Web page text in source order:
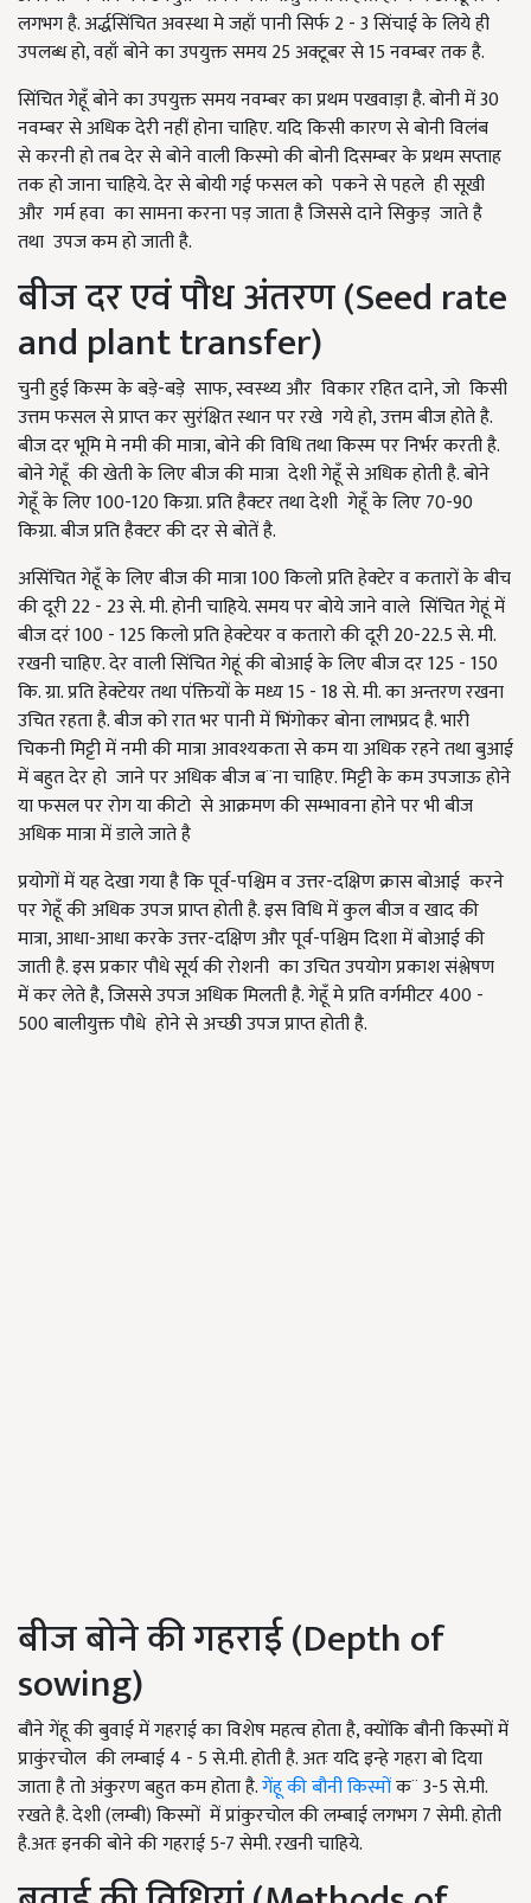
लगभग है. अर्द्धसिंचित अवस्था मे जहाँ पानी सिर्फ 2 - 3 सिंचाई के लिये ही
उपलब्ध हो, वहाँ बोने का उपयुक्त समय 25 अक्टूबर से 15 नवम्बर तक है.
सिंचित गेहूँ बोने का उपयुक्त समय नवम्बर का प्रथम पखवाड़ा है. बोनी में 30
नवम्बर से अधिक देरी नहीं होना चाहिए. यदि किसी कारण से बोनी विलंब
से करनी हो तब देर से बोने वाली किस्मो की बोनी दिसम्बर के प्रथम सप्ताह
तक हो जाना चाहिये. देर से बोयी गई फसल को पकने से पहले ही सूखी
और गर्म हवा का सामना करना पड़ जाता है जिससे दाने सिकुड़ जाते है
तथा उपज कम हो जाती है.
बीज दर एवं पौध अंतरण (Seed rate
and plant transfer)
चुनी हुई किस्म के बड़े-बड़े साफ, स्वस्थ्य और विकार रहित दाने, जो किसी
उत्तम फसल से प्राप्त कर सुरंक्षित स्थान पर रखे गये हो, उत्तम बीज होते है.
बीज दर भूमि मे नमी की मात्रा, बोने की विधि तथा किस्म पर निर्भर करती है.
बोने गेहूँ की खेती के लिए बीज की मात्रा देशी गेहूँ से अधिक होती है. बोने
गेहूँ के लिए 100-120 किग्रा. प्रति हैक्टर तथा देशी गेहूँ के लिए 70-90
किग्रा. बीज प्रति हैक्टर की दर से बोतें है.
असिंचित गेहूँ के लिए बीज की मात्रा 100 किलो प्रति हेक्टेर व कतारों के बीच
की दूरी 22 - 23 से. मी. होनी चाहिये. समय पर बोये जाने वाले सिंचित गेहूं में
बीज दरं 100 - 125 किलो प्रति हेक्टेयर व कतारो की दूरी 20-22.5 से. मी.
रखनी चाहिए. देर वाली सिंचित गेहूं की बोआई के लिए बीज दर 125 - 150
कि. ग्रा. प्रति हेक्टेयर तथा पंक्तियों के मध्य 15 - 18 से. मी. का अन्तरण रखना
उचित रहता है. बीज को रात भर पानी में भिंगोकर बोना लाभप्रद है. भारी
चिकनी मिट्टी में नमी की मात्रा आवश्यकता से कम या अधिक रहने तथा बुआई
में बहुत देर हो जाने पर अधिक बीज ब¨ना चाहिए. मिट्टी के कम उपजाऊ होने
या फसल पर रोग या कीटो से आक्रमण की सम्भावना होने पर भी बीज
अधिक मात्रा में डाले जाते है
प्रयोगों में यह देखा गया है कि पूर्व-पश्चिम व उत्तर-दक्षिण क्रास बोआई करने
पर गेहूँ की अधिक उपज प्राप्त होती है. इस विधि में कुल बीज व खाद की
मात्रा, आधा-आधा करके उत्तर-दक्षिण और पूर्व-पश्चिम दिशा में बोआई की
जाती है. इस प्रकार पौधे सूर्य की रोशनी का उचित उपयोग प्रकाश संश्लेषण
में कर लेते है, जिससे उपज अधिक मिलती है. गेहूँ मे प्रति वर्गमीटर 400 -
500 बालीयुक्त पौधे होने से अच्छी उपज प्राप्त होती है.
बीज बोने की गहराई (Depth of
sowing)
बौने गेंहू की बुवाई में गहराई का विशेष महत्व होता है, क्योंकि बौनी किस्मों में
प्राकुंरचोल की लम्बाई 4 - 5 से.मी. होती है. अतः यदि इन्हे गहरा बो दिया
जाता है तो अंकुरण बहुत कम होता है.गेंहू की बौनी किस्मोंक¨ 3-5 से.मी.
रखते है. देशी (लम्बी) किस्मों में प्रांकुरचोल की लम्बाई लगभग 7 सेमी. होती
है.अतः इनकी बोने की गहराई 5-7 सेमी. रखनी चाहिये.